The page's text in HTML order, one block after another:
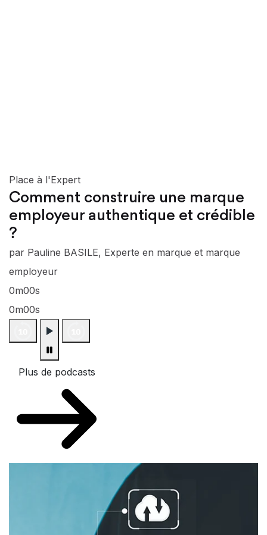
Place à l'Expert
Comment construire une marque
employeur authentique et crédible
?
par Pauline BASILE, Experte en marque et marque
employeur
0m00s
0m00s
Plus de podcasts